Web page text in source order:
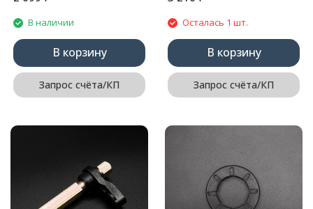
В наличии
В корзину
Запрос счёта/КП
Осталась 1 шт.
В корзину
Запрос счёта/КП